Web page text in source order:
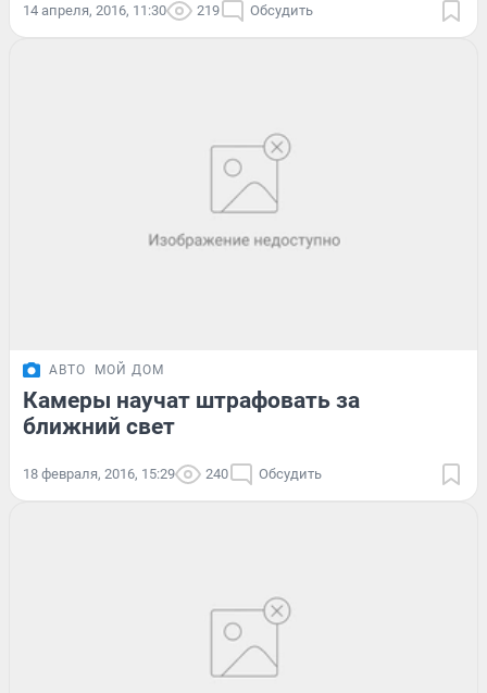
14 апреля, 2016, 11:30 219 Обсудить
АВТО МОЙ ДОМ
Камеры научат штрафовать за
ближний свет
18 февраля, 2016, 15:29 240 Обсудить